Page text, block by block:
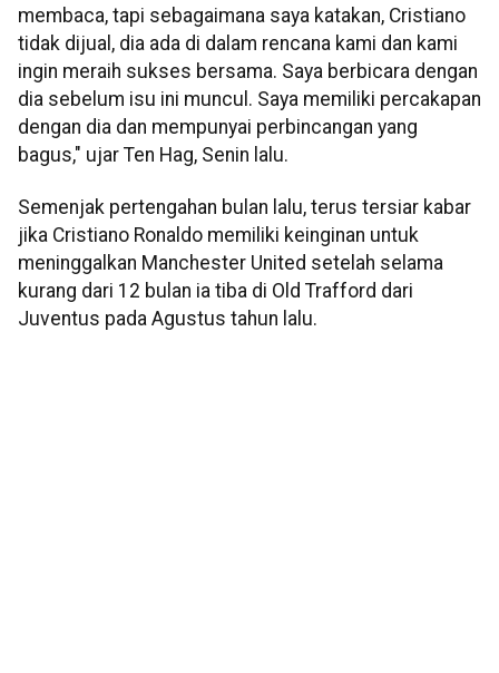
membaca, tapi sebagaimana saya katakan, Cristiano
tidak dijual, dia ada di dalam rencana kami dan kami
ingin meraih sukses bersama. Saya berbicara dengan
dia sebelum isu ini muncul. Saya memiliki percakapan
dengan dia dan mempunyai perbincangan yang
bagus," ujar Ten Hag, Senin lalu.
Semenjak pertengahan bulan lalu, terus tersiar kabar
jika Cristiano Ronaldo memiliki keinginan untuk
meninggalkan Manchester United setelah selama
kurang dari 12 bulan ia tiba di Old Trafford dari
Juventus pada Agustus tahun lalu.